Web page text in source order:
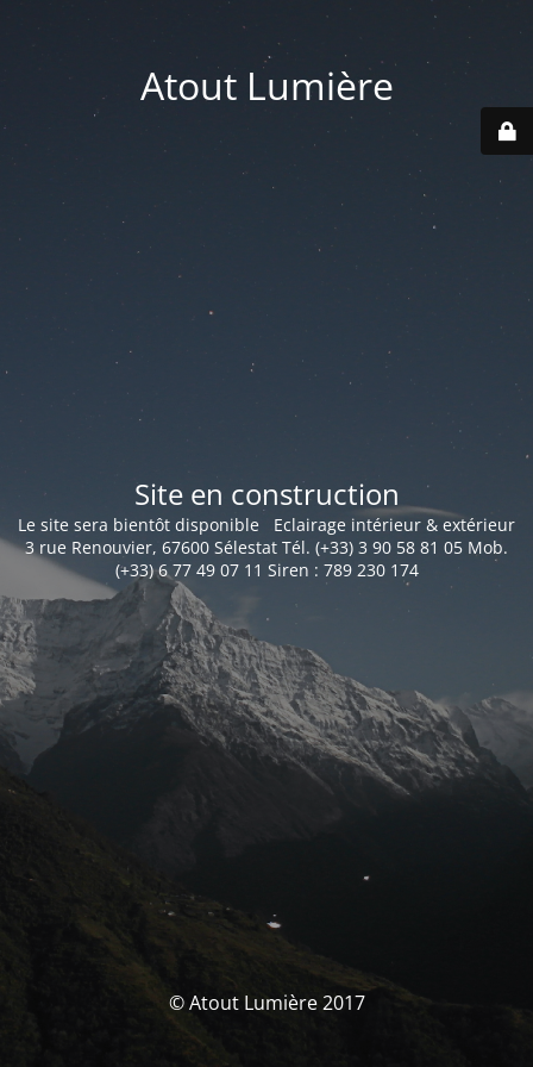
Atout Lumière
Site en construction
Le site sera bientôt disponible Eclairage intérieur & extérieur
3 rue Renouvier, 67600 Sélestat Tél. (+33) 3 90 58 81 05 Mob.
(+33) 6 77 49 07 11 Siren : 789 230 174
© Atout Lumière 2017